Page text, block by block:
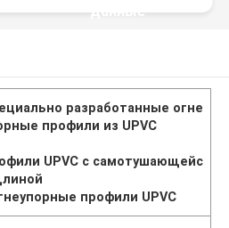
данные
разработанные огне
профили из UPVC
UPVC с самотушающейс
профили UPVC